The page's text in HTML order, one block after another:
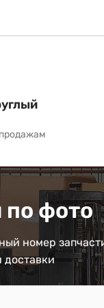
по фото
номер
доставки